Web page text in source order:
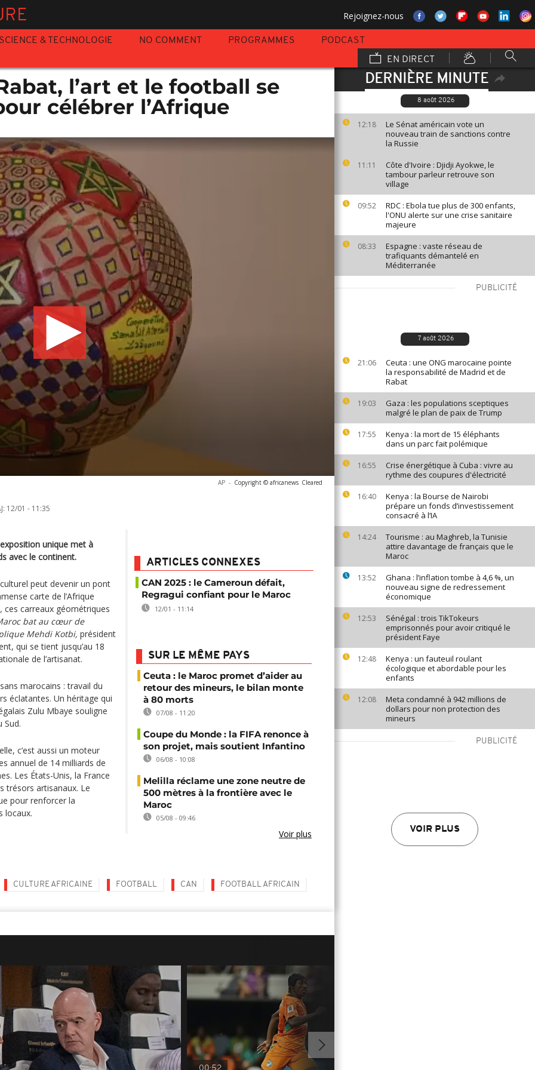
Rejoignez-nous
SCIENCE & TECHNOLOGIE NO COMMENT PROGRAMMES
PODCAST
EN DIRECT
DERNIÈRE MINUTE
8 août 2026
12:18
Le Sénat américain vote un
nouveau train de sanctions contre
la Russie
11:11
Côte d'Ivoire : Djidji Ayokwe, le
tambour parleur retrouve son
village
09:52
RDC : Ebola tue plus de 300 enfants,
l'ONU alerte sur une crise sanitaire
majeure
08:33
Espagne : vaste réseau de
trafiquants démantelé en
Méditerranée
PUBLICITÉ
7 août 2026
21:06
Ceuta : une ONG marocaine pointe
la responsabilité de Madrid et de
Rabat
19:03
Gaza : les populations sceptiques
malgré le plan de paix de Trump
17:55
Kenya : la mort de 15 éléphants
dans un parc fait polémique
16:55
Crise énergétique à Cuba : vivre au
rythme des coupures d'électricité
16:40
Kenya : la Bourse de Nairobi
prépare un fonds d’investissement
consacré à l’IA
14:24
Tourisme : au Maghreb, la Tunisie
attire davantage de français que le
Maroc
13:52
Ghana : l’inflation tombe à 4,6 %, un
nouveau signe de redressement
économique
12:53
Sénégal : trois TikTokeurs
emprisonnés pour avoir critiqué le
président Faye
12:48
Kenya : un fauteuil roulant
écologique et abordable pour les
enfants
12:08
Meta condamné à 942 millions de
dollars pour non protection des
mineurs
PUBLICITÉ
VOIR PLUS
l’art et le football se
célébrer l’Afrique
AP - Copyright © africanews Cleared
12/01 - 11:35
unique met à
avec le continent.
peut devenir un pont
carte de l’Afrique
ces carreaux géométriques
bat au cœur de
Mehdi Kotbi, président
qui se tient jusqu’au 18
de l’artisanat.
marocains : travail du
éclatantes. Un héritage qui
Zulu Mbaye souligne
Sud.
c’est aussi un moteur
annuel de 14 milliards de
Les États-Unis, la France
trésors artisanaux. Le
pour renforcer la
locaux.
ARTICLES CONNEXES
CAN 2025 : le Cameroun défait,
Regragui confiant pour le Maroc
12/01 - 11:14
SUR LE MÊME PAYS
Ceuta : le Maroc promet d’aider au
retour des mineurs, le bilan monte
à 80 morts
07/08 - 11:20
Coupe du Monde : la FIFA renonce à
son projet, mais soutient Infantino
06/08 - 10:08
Melilla réclame une zone neutre de
500 mètres à la frontière avec le
Maroc
05/08 - 09:46
Voir plus
CULTURE AFRICAINE FOOTBALL CAN FOOTBALL AFRICAIN